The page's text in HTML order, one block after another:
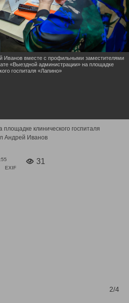
клинического госпиталя
Андрей Иванов
EXIF
31
2/4
Иванов вместе с профильными заместителями
«Выездной администрации» на площадке
госпиталя «Лапино»